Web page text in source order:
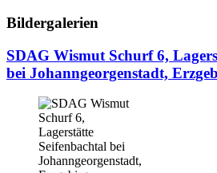
Bildergalerien
SDAG Wismut Schurf 6,
bei Johanngeorgenstadt,